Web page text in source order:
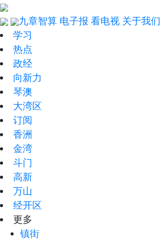
九章智算 电子报 看电视 关于我们
学习
热点
政经
向新力
琴澳
大湾区
订阅
香洲
金湾
斗门
高新
万山
经开区
更多
镇街